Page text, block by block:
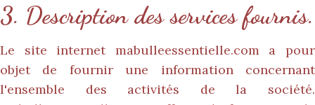
3. Description des services fournis.
Le site internet mabulleessentielle.coma pour
objet de fournir une information concernant
l'ensemble des activités de la société.